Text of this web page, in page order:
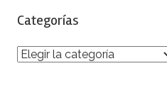
Categorías
Categorías